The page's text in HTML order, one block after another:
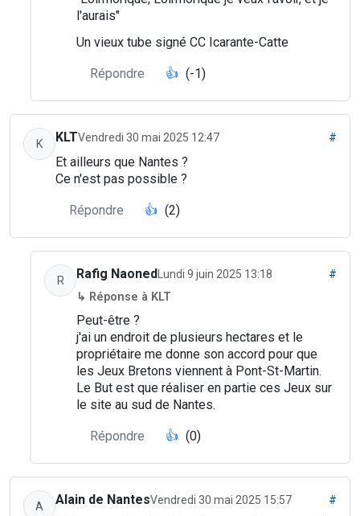
l'aurais"
Un vieux tube signé CC Icarante-Catte
Répondre 👍 (-1)
K KLTVendredi 30 mai 2025 12:47 #
Et ailleurs que Nantes ?
Ce n'est pas possible ?
Répondre 👍 (2)
R Rafig Naoned Lundi 9 juin 2025 13:18 #
↳ Réponse à KLT
Peut-être ?
j'ai un endroit de plusieurs hectares et le
propriétaire me donne son accord pour que
les Jeux Bretons viennent à Pont-St-Martin.
Le But est que réaliser en partie ces Jeux sur
le site au sud de Nantes.
Répondre 👍 (0)
A Alain de NantesVendredi 30 mai 2025 15:57 #